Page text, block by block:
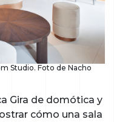
Studio. Foto de Nacho
Gira de domótica y
cómo una sala